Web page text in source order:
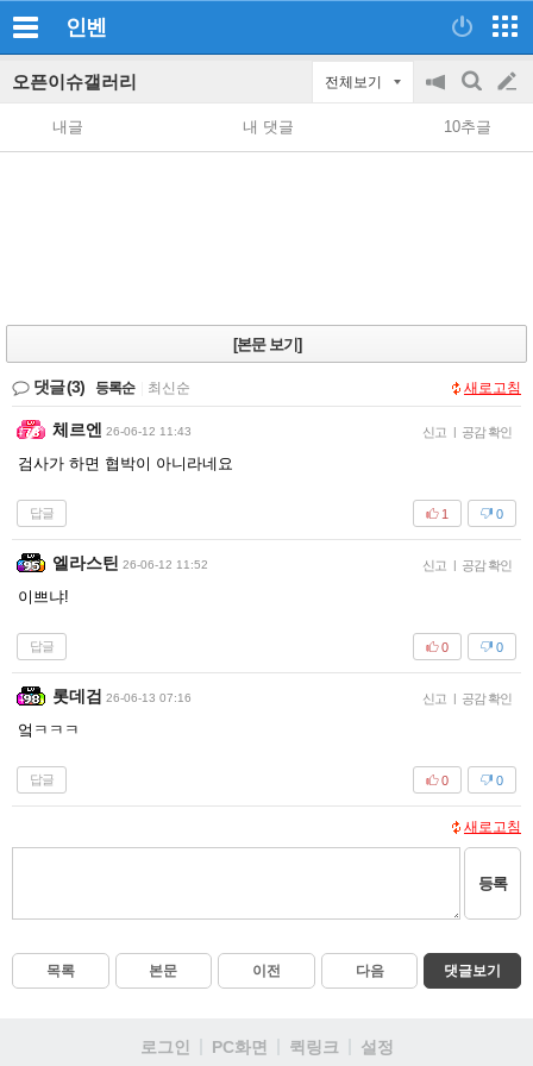
인벤
오픈이슈갤러리 전체보기
공
지
on/off
검
색
글
쓰
내글 내 댓글 10추글
[본문 보기]
댓글(3) 등록순 최신순 새로고침
체르엔 26-06-12 11:43 신고 | 공감 확인
검사가 하면 협박이 아니라네요
답글 0
1
엘라스틴 26-06-12 11:52 신고 | 공감 확인
이쁘냐!
답글 0
0
롯데검 26-06-13 07:16 신고 | 공감 확인
엌ㅋㅋㅋ
답글 0
0
새로고침
등록
목록 본문 이전 다음 댓글보기
로그인 PC화면 퀵링크 설정